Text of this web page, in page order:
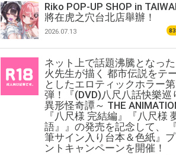
Riko POP-UP SHOP in
將在虎之穴台北店舉辦！
2026.07.13
ネット上で話題沸騰となっ
火先生が描く 都市伝説をテ
としたエロティックホラー
弾！『(DVD)八尺八話快樂巡
異形怪奇譚～ THE
『八尺様 完結編』『八尺様
語』』の発売を記念して、
筆サイン入り台本＆色紙』
ントキャンペーンを開催！